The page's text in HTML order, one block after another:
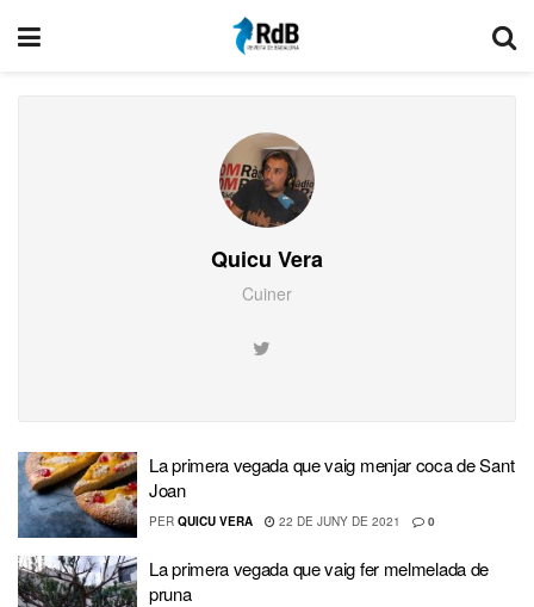
Quicu Vera
Cuiner
La primera vegada que vaig menjar coca de Sant
Joan
PER QUICU VERA 22 DE JUNY DE 2021 0
La primera vegada que vaig fer melmelada de
pruna